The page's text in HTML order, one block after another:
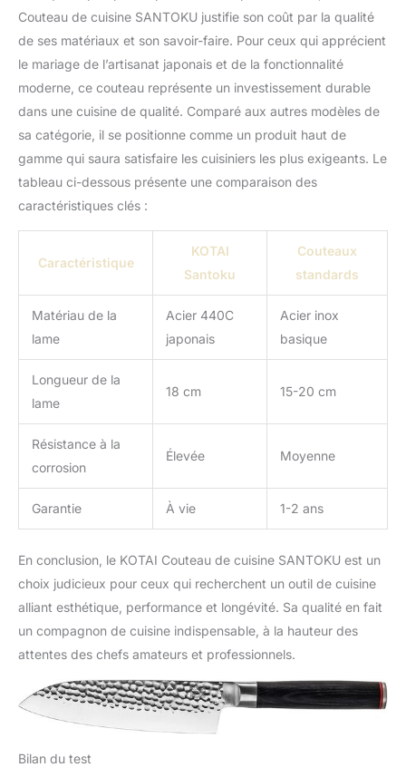
Couteau de cuisine SANTOKU justifie son coût par la qualité
de ses matériaux et son savoir-faire. Pour ceux qui apprécient
le mariage de l’artisanat japonais et de la fonctionnalité
moderne, ce couteau représente un investissement durable
dans une cuisine de qualité. Comparé aux autres modèles de
sa catégorie, il se positionne comme un produit haut de
gamme qui saura satisfaire les cuisiniers les plus exigeants. Le
tableau ci-dessous présente une comparaison des
caractéristiques clés :
Caractéristique
KOTAI
Santoku
Couteaux
standards
Matériau de la
lame
Acier 440C
japonais
Acier inox
basique
Longueur de la
lame
18 cm 15-20 cm
Résistance à la
corrosion
Élevée Moyenne
Garantie À vie 1-2 ans
En conclusion, le KOTAI Couteau de cuisine SANTOKU est un
choix judicieux pour ceux qui recherchent un outil de cuisine
alliant esthétique, performance et longévité. Sa qualité en fait
un compagnon de cuisine indispensable, à la hauteur des
attentes des chefs amateurs et professionnels.
Bilan du test